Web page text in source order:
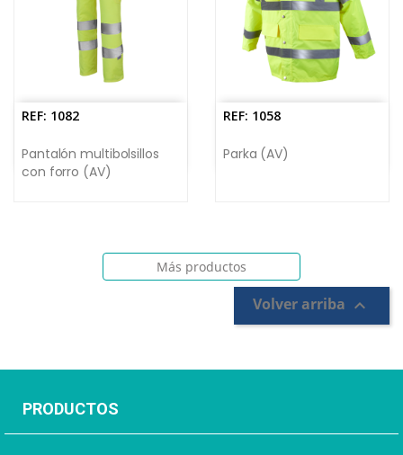
REF: 1082
Pantalón multibolsillos
con forro (AV)
REF: 1058
Parka (AV)
Más productos
Volver arriba 
PRODUCTOS